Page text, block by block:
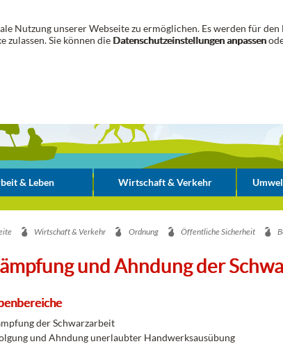
Nutzung unserer Webseite zu ermöglichen. Es werden für
zulassen. Sie können die Datenschutzeinstellungen anpassen
& Leben Wirtschaft & Verkehr
Wirtschaft & Verkehr Ordnung Öffentliche Sicherheit
und Ahndung der
der Schwarzarbeit
und Ahndung unerlaubter Handwerksausübung